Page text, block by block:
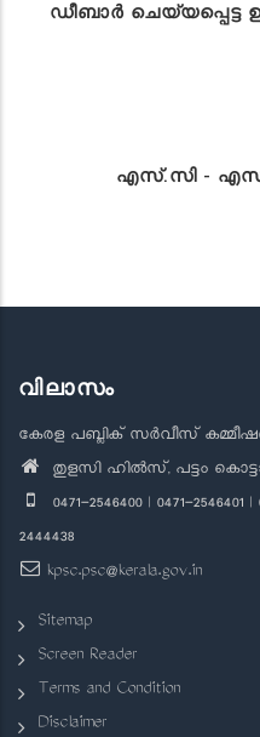
ഡീബാർ ചെയ്യപ്പെട്ട
എസ്.സി -
വിലാസം
കേരള പബ്ലിക് സർവീസ്
തുളസി ഹിൽസ്, പട്ടം
0471-2546400 | 0471-2546401
2444438
kpsc.psc@kerala.gov.in
Sitemap
Screen Reader
Terms and Condition
Disclaimer